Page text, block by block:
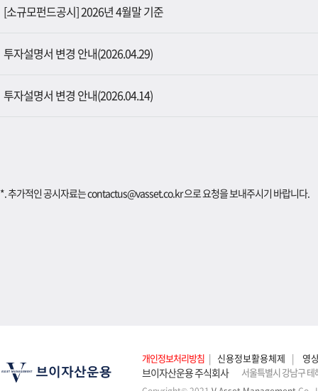
[소규모펀드공시] 2026년 4월말 기준
투자설명서 변경 안내(2026.04.29)
투자설명서 변경 안내(2026.04.14)
*. 추가적인 공시자료는contactus@vasset.co.kr으로 요청을 보내주시기 바랍니다.
개인정보처리방침 | 신용정보활용체제 | 영
브이자산운용 주식회사 서울특별시 강남구